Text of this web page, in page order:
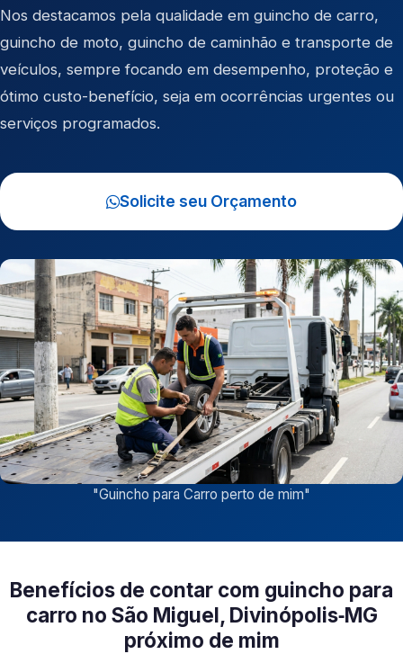
Nos destacamos pela qualidade em guincho de carro,
guincho de moto, guincho de caminhão e transporte de
veículos, sempre focando em desempenho, proteção e
ótimo custo-benefício, seja em ocorrências urgentes ou
serviços programados.
Solicite seu Orçamento
"Guincho para Carro perto de mim"
Benefícios de contar com guincho para
carro no São Miguel, Divinópolis‑MG
próximo de mim